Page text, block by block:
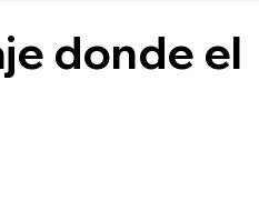
donde el